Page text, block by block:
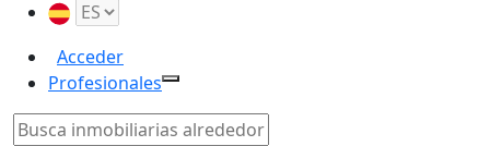
Acceder
Profesionales